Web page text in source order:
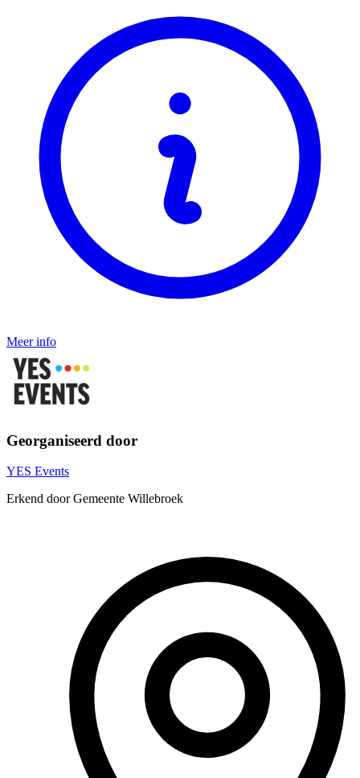
Meer info
Georganiseerd door
YES Events
Erkend door Gemeente Willebroek